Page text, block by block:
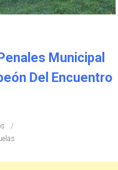
Municipal
Del Encuentro